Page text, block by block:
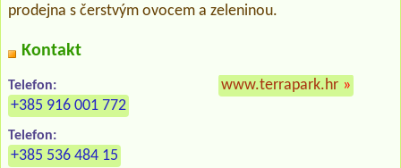
prodejna s čerstvým ovocem a zeleninou.
Kontakt
Telefon:
+385 916 001 772
Telefon:
+385 536 484 15
www.terrapark.hr »